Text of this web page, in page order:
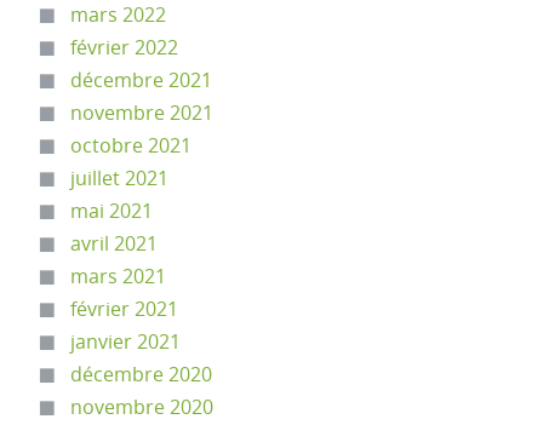
mars 2022
février 2022
décembre 2021
novembre 2021
octobre 2021
juillet 2021
mai 2021
avril 2021
mars 2021
février 2021
janvier 2021
décembre 2020
novembre 2020